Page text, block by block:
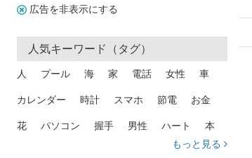
広告を非表示にする
人気キーワード（タグ）
人 プール 海 家 電話 女性 車
カレンダー 時計 スマホ 節電 お金
花 パソコン 握手 男性 ハート 本
トラック 木
もっと見る